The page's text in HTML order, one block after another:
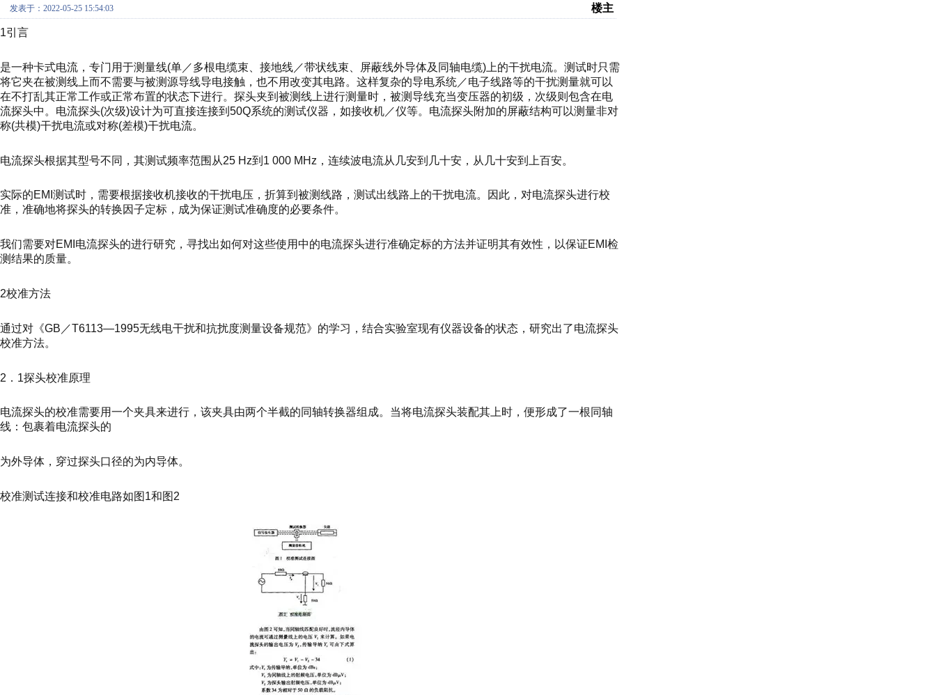
发表于：2022-05-25 15:54:03 楼主
1引言
是一种卡式电流，专门用于测量线(单／多根电缆束、接地线／带状线束、屏蔽线外导体及同轴电缆)上的干扰电流。测试时只需
将它夹在被测线上而不需要与被测源导线导电接触，也不用改变其电路。这样复杂的导电系统／电子线路等的干扰测量就可以
在不打乱其正常工作或正常布置的状态下进行。探头夹到被测线上进行测量时，被测导线充当变压器的初级，次级则包含在电
流探头中。电流探头(次级)设计为可直接连接到50Q系统的测试仪器，如接收机／仪等。电流探头附加的屏蔽结构可以测量非对
称(共模)干扰电流或对称(差模)干扰电流。
电流探头根据其型号不同，其测试频率范围从25 Hz到1 000 MHz，连续波电流从几安到几十安，从几十安到上百安。
实际的EMI测试时，需要根据接收机接收的干扰电压，折算到被测线路，测试出线路上的干扰电流。因此，对电流探头进行校
准，准确地将探头的转换因子定标，成为保证测试准确度的必要条件。
我们需要对EMI电流探头的进行研究，寻找出如何对这些使用中的电流探头进行准确定标的方法并证明其有效性，以保证EMI检
测结果的质量。
2校准方法
通过对《GB／T6113—1995无线电干扰和抗扰度测量设备规范》的学习，结合实验室现有仪器设备的状态，研究出了电流探头
校准方法。
2．1探头校准原理
电流探头的校准需要用一个夹具来进行，该夹具由两个半截的同轴转换器组成。当将电流探头装配其上时，便形成了一根同轴
线：包裹着电流探头的
为外导体，穿过探头口径的为内导体。
校准测试连接和校准电路如图1和图2